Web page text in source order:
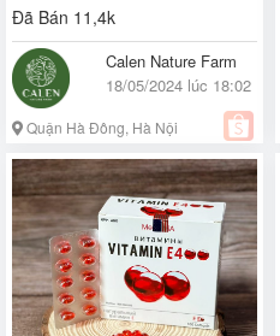
Đã Bán 11,4k
Calen Nature Farm
18/05/2024 lúc 18:02
Quận Hà Đông, Hà Nội